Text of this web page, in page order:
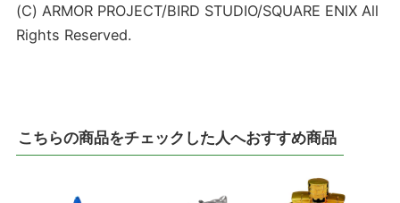
(C) ARMOR PROJECT/BIRD STUDIO/SQUARE ENIX All
Rights Reserved.
こちらの商品をチェックした人へおすすめ商品